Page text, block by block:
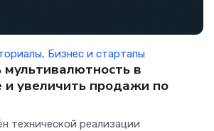
, Бизнес и стартапы
мультивалютность в
и увеличить продажи по
технической реализации